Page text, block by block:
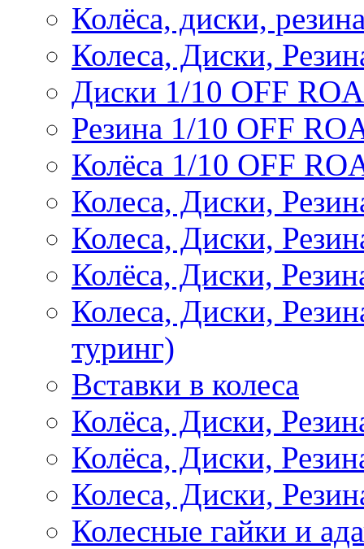
Колёса, диски,
Колеса, Диски,
Диски 1/10 OFF
Резина 1/10 OFF
Колёса 1/10 OFF
Колеса, Диски,
Колеса, Диски,
Колёса, Диски,
Колеса, Диски,
туринг)
Вставки в колеса
Колёса, Диски,
Колёса, Диски,
Колеса, Диски,
Колесные гайки и